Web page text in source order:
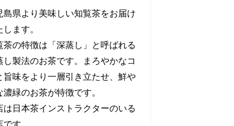
島県より美味しい知覧茶をお届け
します。
茶の特徴は「深蒸し」と呼ばれる
し製法のお茶です。まろやかなコ
旨味をより一層引き立たせ、鮮や
濃緑のお茶が特徴です。
は日本茶インストラクターのいる